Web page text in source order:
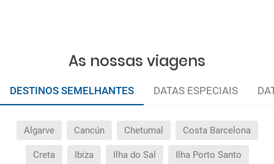
As nossas viagens
DESTINOS SEMELHANTES DATAS ESPECIAIS
Algarve Cancún Chetumal Costa Barcelona
Creta Ibiza Ilha do Sal Ilha Porto Santo